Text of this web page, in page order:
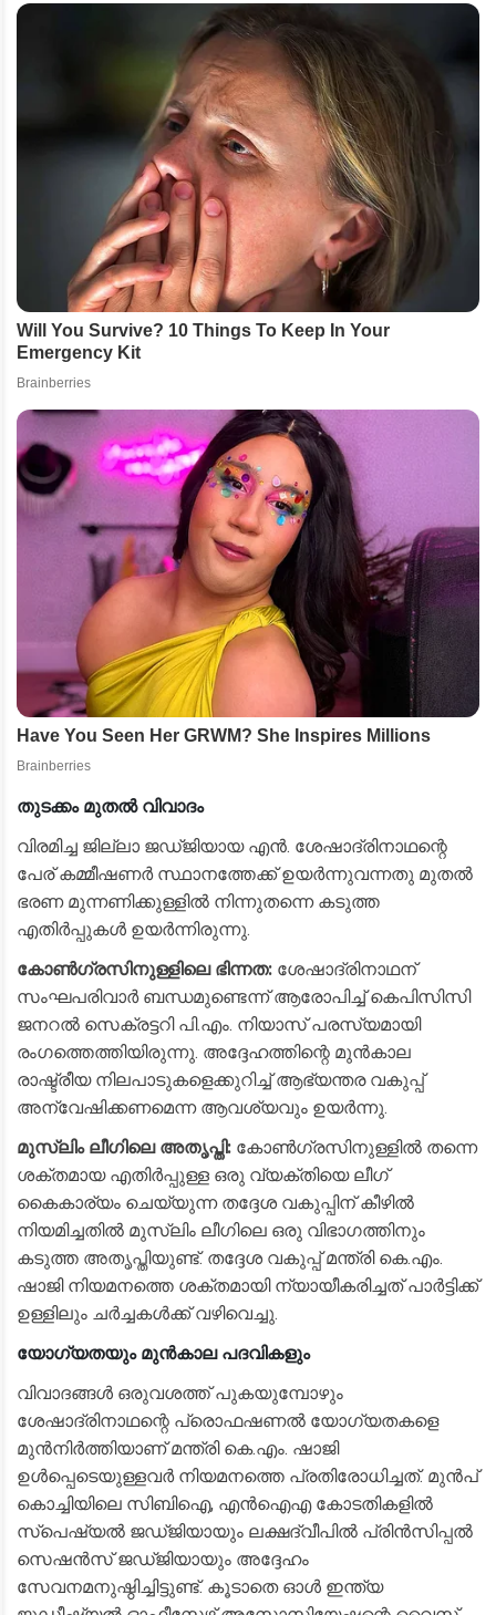
തുടക്കം മുതൽ വിവാദം
​വിരമിച്ച ജില്ലാ ജഡ്ജിയായ എൻ. ശേഷാദ്രിനാഥന്റെ
പേര് കമ്മീഷണർ സ്ഥാനത്തേക്ക് ഉയർന്നുവന്നതു മുതൽ
ഭരണ മുന്നണിക്കുള്ളിൽ നിന്നുതന്നെ കടുത്ത
എതിർപ്പുകൾ ഉയർന്നിരുന്നു.
കോൺഗ്രസിനുള്ളിലെ ഭിന്നത: ശേഷാദ്രിനാഥന്
സംഘപരിവാർ ബന്ധമുണ്ടെന്ന് ആരോപിച്ച് കെപിസിസി
ജനറൽ സെക്രട്ടറി പി.എം. നിയാസ് പരസ്യമായി
രംഗത്തെത്തിയിരുന്നു. അദ്ദേഹത്തിന്റെ മുൻകാല
രാഷ്ട്രീയ നിലപാടുകളെക്കുറിച്ച് ആഭ്യന്തര വകുപ്പ്
അന്വേഷിക്കണമെന്ന ആവശ്യവും ഉയർന്നു.
മുസ്‌ലിം ലീഗിലെ അതൃപ്തി: കോൺഗ്രസിനുള്ളിൽ തന്നെ
ശക്തമായ എതിർപ്പുള്ള ഒരു വ്യക്തിയെ ലീഗ്
കൈകാര്യം ചെയ്യുന്ന തദ്ദേശ വകുപ്പിന് കീഴിൽ
നിയമിച്ചതിൽ മുസ്‌ലിം ലീഗിലെ ഒരു വിഭാഗത്തിനും
കടുത്ത അതൃപ്തിയുണ്ട്. തദ്ദേശ വകുപ്പ് മന്ത്രി കെ.എം.
ഷാജി നിയമനത്തെ ശക്തമായി ന്യായീകരിച്ചത് പാർട്ടിക്ക്
ഉള്ളിലും ചർച്ചകൾക്ക് വഴിവെച്ചു.
യോഗ്യതയും മുൻകാല പദവികളും
​വിവാദങ്ങൾ ഒരുവശത്ത് പുകയുമ്പോഴും
ശേഷാദ്രിനാഥന്റെ പ്രൊഫഷണൽ യോഗ്യതകളെ
മുൻനിർത്തിയാണ് മന്ത്രി കെ.എം. ഷാജി
ഉൾപ്പെടെയുള്ളവർ നിയമനത്തെ പ്രതിരോധിച്ചത്. മുൻപ്
കൊച്ചിയിലെ സിബിഐ, എൻഐഎ കോടതികളിൽ
സ്പെഷ്യൽ ജഡ്ജിയായും ലക്ഷദ്വീപിൽ പ്രിൻസിപ്പൽ
സെഷൻസ് ജഡ്ജിയായും അദ്ദേഹം
സേവനമനുഷ്ഠിച്ചിട്ടുണ്ട്. കൂടാതെ ഓൾ ഇന്ത്യ